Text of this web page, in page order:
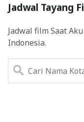
Jadwal Tayang
Jadwal film Saat
Indonesia.